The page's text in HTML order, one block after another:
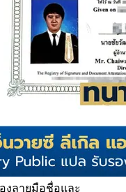
งลายมือชื่อและ